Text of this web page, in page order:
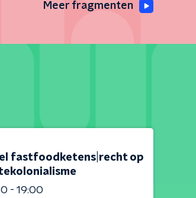
Meer fragmenten
fastfoodketens|recht op
- 19:00